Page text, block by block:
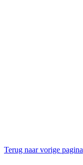
Terug naar vorige pagina